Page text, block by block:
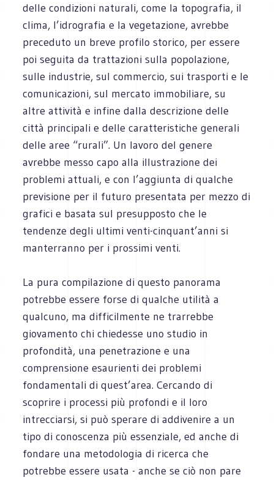
delle condizioni naturali, come la topografia, il
clima, l’idrografia e la vegetazione, avrebbe
preceduto un breve profilo storico, per essere
poi seguita da trattazioni sulla popolazione,
sulle industrie, sul commercio, sui trasporti e le
comunicazioni, sul mercato immobiliare, su
altre attività e infine dalla descrizione delle
città principali e delle caratteristiche generali
delle aree “rurali”. Un lavoro del genere
avrebbe messo capo alla illustrazione dei
problemi attuali, e con l’aggiunta di qualche
previsione per il futuro presentata per mezzo di
grafici e basata sul presupposto che le
tendenze degli ultimi venti-cinquant’anni si
manterranno per i prossimi venti.
La pura compilazione di questo panorama
potrebbe essere forse di qualche utilità a
qualcuno, ma difficilmente ne trarrebbe
giovamento chi chiedesse uno studio in
profondità, una penetrazione e una
comprensione esaurienti dei problemi
fondamentali di quest’area. Cercando di
scoprire i processi più profondi e il loro
intrecciarsi, si può sperare di addivenire a un
tipo di conoscenza più essenziale, ed anche di
fondare una metodologia di ricerca che
potrebbe essere usata - anche se ciò non pare